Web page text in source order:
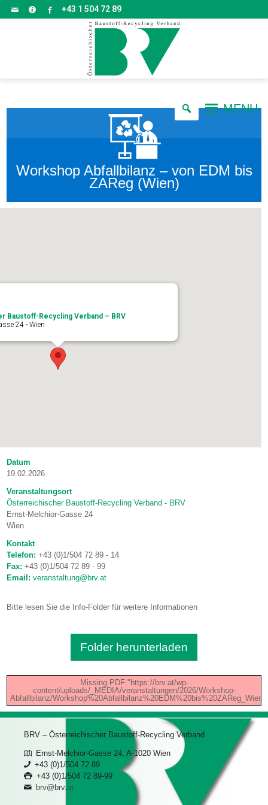
+43 1 504 72 89
MENU
Workshop Abfallbilanz – von EDM bis
ZAReg (Wien)
Baustoff-Recycling Verband – BRV
24 - Wien
Datum
19.02.2026
Veranstaltungsort
Österreichischer Baustoff-Recycling Verband - BRV
Ernst-Melchior-Gasse 24
Wien
Kontakt
Telefon:+43 (0)1/504 72 89 - 14
Fax:+43 (0)1/504 72 89 - 99
Email: veranstaltung@brv.at
Bitte lesen Sie die Info-Folder für weitere Informationen
Folder herunterladen
Missing PDF "https://brv.at/wp-
content/uploads/_MEDIA/veranstaltungen/2026/Workshop-
Abfallbilanz/
BRV – Österreichischer Baustoff-Recycling Verband
Ernst-Melchior-Gasse 24, A-1020 Wien
+43 (0)1/504 72 89
+43 (0)1/504 72 89-99
brv@brv.at